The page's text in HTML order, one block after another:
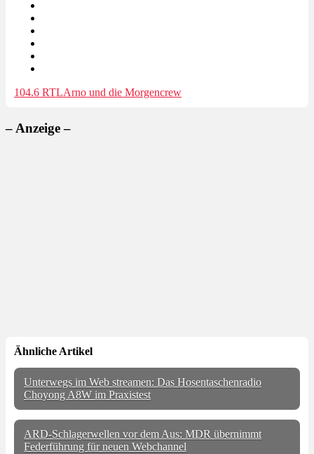
104.6 RTLArno und die Morgencrew
– Anzeige –
Ähnliche Artikel
Unterwegs im Web streamen: Das Hosentaschenradio
Choyong A8W im Praxistest
ARD-Schlagerwellen vor dem Aus: MDR übernimmt
Federführung für neuen Webchannel